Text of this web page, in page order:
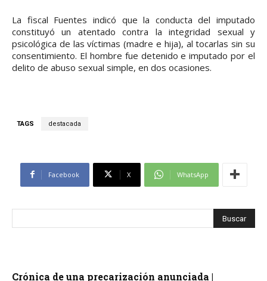
La fiscal Fuentes indicó que la conducta del imputado
constituyó un atentado contra la integridad sexual y
psicológica de las víctimas (madre e hija), al tocarlas sin su
consentimiento. El hombre fue detenido e imputado por el
delito de abuso sexual simple, en dos ocasiones.
TAGS destacada
Facebook X WhatsApp
Crónica de una precarización anunciada |